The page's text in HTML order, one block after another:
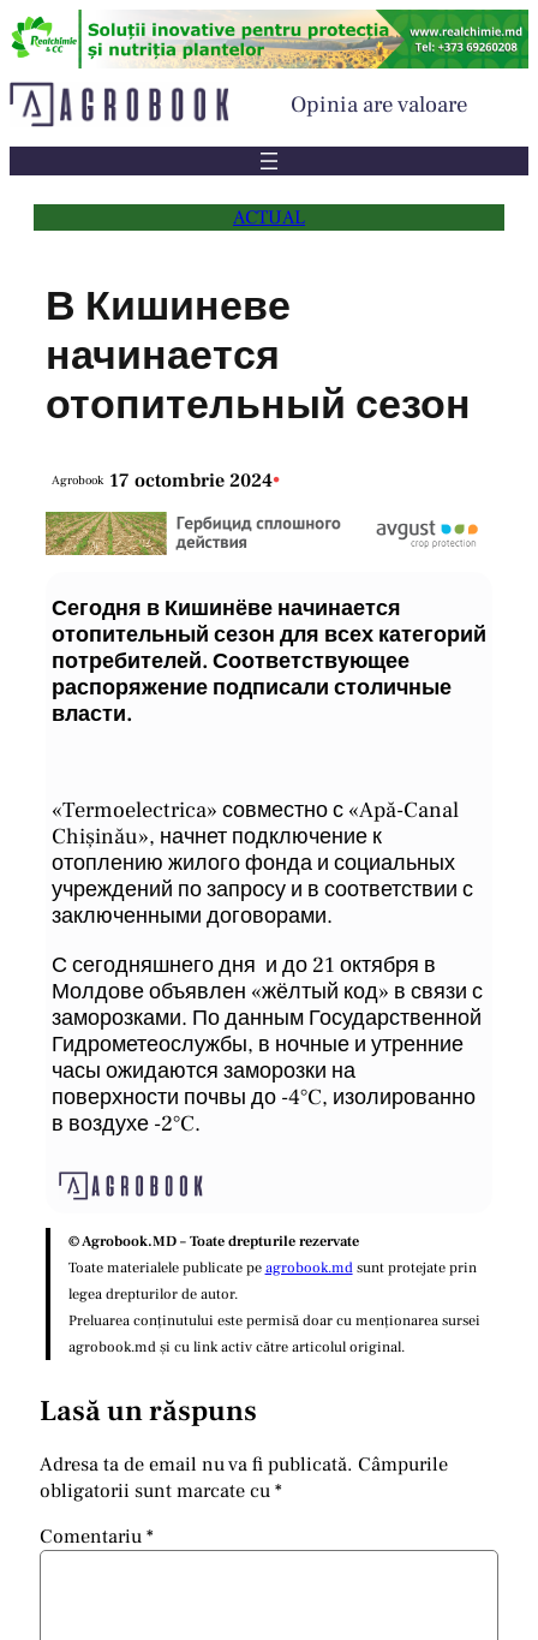
Sari
la
Opinia are valoare
ACTUAL
В Кишиневе
начинается
отопительный сезон
Agrobook 17 octombrie 2024•
Сегодня в Кишинёве начинается
отопительный сезон для всех категорий
потребителей. Соответствующее
распоряжение подписали столичные
власти.
«Termoelectrica» совместно с «Apă-Canal
Chișinău», начнет подключение к
отоплению жилого фонда и социальных
учреждений по запросу и в соответствии с
заключенными договорами.
С сегодняшнего дня и до 21 октября в
Молдове объявлен «жёлтый код» в связи с
заморозками. По данным Государственной
Гидрометеослужбы, в ночные и утренние
часы ожидаются заморозки на
поверхности почвы до -4°C, изолированно
в воздухе -2°C.
© Agrobook.MD – Toate drepturile rezervate
Toate materialele publicate peagrobook.mdsunt protejate prin
legea drepturilor de autor.
Preluarea conținutului este permisă doar cu menționarea sursei
agrobook.md și cu link activ către articolul original.
Lasă un răspuns
Adresa ta de email nu va fi publicată. Câmpurile
obligatorii sunt marcate cu*
Comentariu*